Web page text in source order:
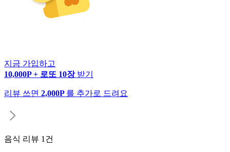
지금 가입하고
10,000P + 로또 10장 받기
리뷰 쓰면 2,000P 를 추가로 드려요
음식 리뷰 1 건